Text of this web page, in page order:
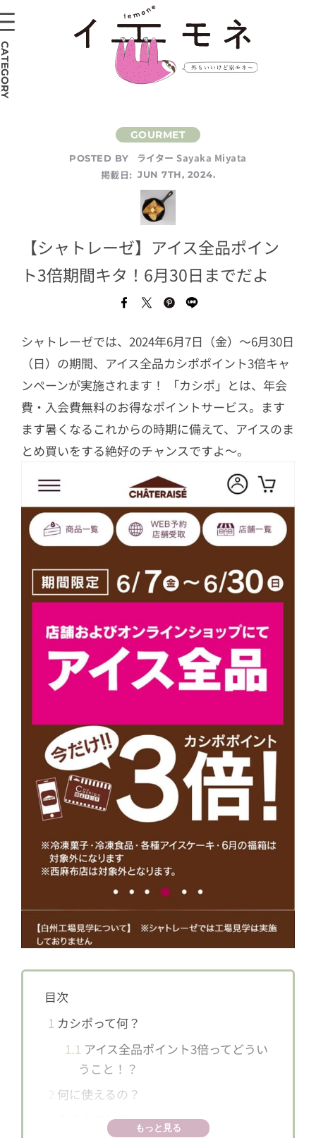
POSTED BY
ライター Sayaka Miyata
掲載日: JUN 7TH, 2024.
【シャトレーゼ】アイス全品ポイン
ト3倍期間キタ！6月30日までだよ
シャトレーゼでは、2024年6月7日（金）～6月30日
（日）の期間、アイス全品カシポポイント3倍キャ
ンペーンが実施されます！ 「カシポ」とは、年会
費・入会費無料のお得なポイントサービス。ます
ます暑くなるこれからの時期に備えて、アイスのま
とめ買いをする絶好のチャンスですよ～。
目次
1 カシポって何？
1.1 アイス全品ポイント3倍ってどうい
うこと！？
何に使えるの？
入会方法は？ もっと見る